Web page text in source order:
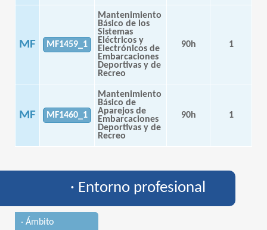
MF MF1459_1
Mantenimiento
Básico de los
Sistemas
Eléctricos y
Electrónicos de
Embarcaciones
Deportivas y de
Recreo
90h 1
MF MF1460_1
Mantenimiento
Básico de
Aparejos de
Embarcaciones
Deportivas y de
Recreo
90h 1
· Entorno profesional
· Ámbito